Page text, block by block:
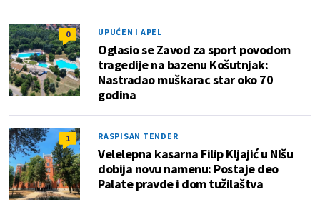
0 UPUĆEN I APEL
Oglasio se Zavod za sport povodom
tragedije na bazenu Košutnjak:
Nastradao muškarac star oko 70
godina
1 RASPISAN TENDER
Velelepna kasarna Filip Kljajić u NIšu
dobija novu namenu: Postaje deo
Palate pravde i dom tužilaštva